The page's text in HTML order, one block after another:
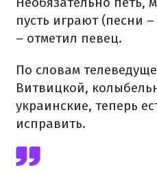
пусть играют (песни
– отметил певец.
По словам
Витвицкой,
украинские, теперь
исправить.